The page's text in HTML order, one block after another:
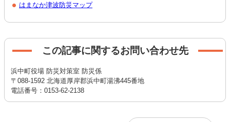
はまなか津波防災マップ
この記事に関するお問い合わせ先
浜中町役場 防災対策室 防災係
〒088-1592 北海道厚岸郡浜中町湯沸445番地
電話番号：0153-62-2138